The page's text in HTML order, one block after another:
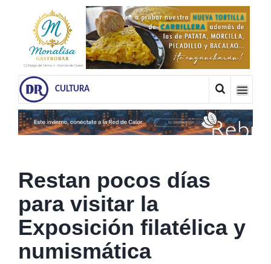
CULTURA
Restan pocos días
para visitar la
Exposición filatélica y
numismática